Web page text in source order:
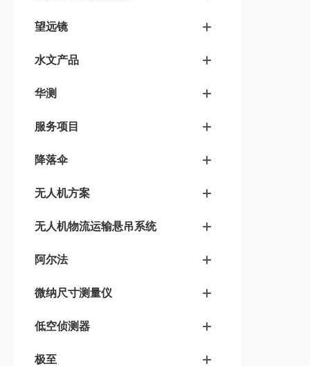
望远镜
水文产品
华测
服务项目
降落伞
无人机方案
无人机物流运输悬吊系统
阿尔法
微纳尺寸测量仪
低空侦测器
极至